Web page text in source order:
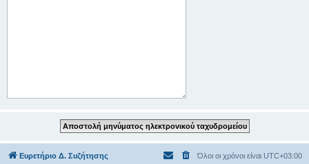
Ευρετήριο Δ. Συζήτησης Όλοι οι χρόνοι είναι UTC+03:00